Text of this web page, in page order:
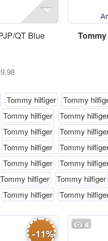
QT Blue Tommy
Tommy hilfiger
Tommy
Tommy hilfiger
Tommy
Tommy hilfiger
Tommy
Tommy hilfiger
Tommy
Tommy hilfiger
Tommy
Tommy hilfiger
Tommy hilfiger
Tommy hilfiger Tommy
-11%
4